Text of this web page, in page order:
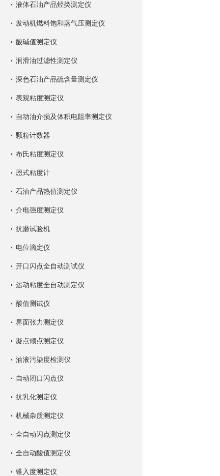
液体石油产品烃类测定仪
发动机燃料饱和蒸气压测定仪
酸碱值测定仪
润滑油过滤性测定仪
深色石油产品硫含量测定仪
表观粘度测定仪
自动油介损及体积电阻率测定仪
颗粒计数器
布氏粘度测定仪
恩式粘度计
石油产品热值测定仪
介电强度测定仪
抗磨试验机
电位滴定仪
开口闪点全自动测试仪
运动粘度全自动测定仪
酸值测试仪
界面张力测定仪
凝点倾点测定仪
油液污染度检测仪
自动闭口闪点仪
抗乳化测定仪
机械杂质测定仪
全自动闪点测定仪
全自动酸值测定仪
锥入度测定仪